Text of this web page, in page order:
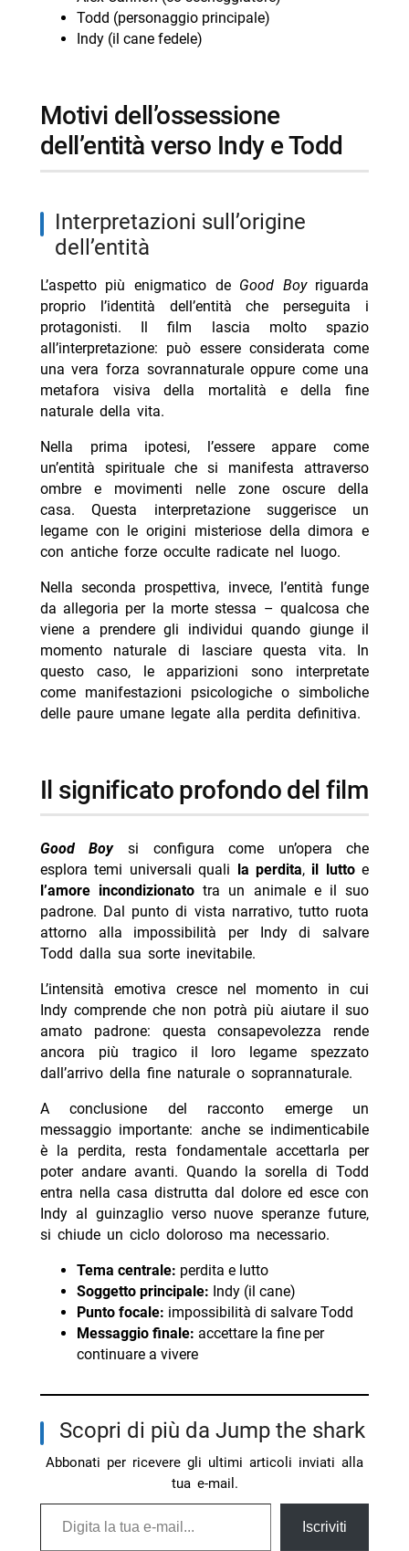
Todd (personaggio principale)
Indy (il cane fedele)
motivi dell’ossessione
dell’entità verso Indy e Todd
interpretazioni sull’origine
dell’entità
L’aspetto più enigmatico deGood Boyriguarda
proprio l’identità dell’entità che perseguita i
protagonisti. Il film lascia molto spazio
all’interpretazione: può essere considerata come
una vera forza sovrannaturale oppure come una
metafora visiva della mortalità e della fine
naturale della vita.
Nella prima ipotesi, l’essere appare come
un’entità spirituale che si manifesta attraverso
ombre e movimenti nelle zone oscure della
casa. Questa interpretazione suggerisce un
legame con le origini misteriose della dimora e
con antiche forze occulte radicate nel luogo.
Nella seconda prospettiva, invece, l’entità funge
da allegoria per la morte stessa – qualcosa che
viene a prendere gli individui quando giunge il
momento naturale di lasciare questa vita. In
questo caso, le apparizioni sono interpretate
come manifestazioni psicologiche o simboliche
delle paure umane legate alla perdita definitiva.
il significato profondo del film
Good Boysi configura come un’opera che
esplora temi universali quali
la perdita, il luttoe
l’amore incondizionato tra un animale e il suo
padrone. Dal punto di vista narrativo, tutto ruota
attorno alla impossibilità per Indy di salvare
Todd dalla sua sorte inevitabile.
L’intensità emotiva cresce nel momento in cui
Indy comprende che non potrà più aiutare il suo
amato padrone: questa consapevolezza rende
ancora più tragico il loro legame spezzato
dall’arrivo della fine naturale o soprannaturale.
A conclusione del racconto emerge un
messaggio importante: anche se indimenticabile
è la perdita, resta fondamentale accettarla per
poter andare avanti. Quando la sorella di Todd
entra nella casa distrutta dal dolore ed esce con
Indy al guinzaglio verso nuove speranze future,
si chiude un ciclo doloroso ma necessario.
Tema centrale: perdita e lutto
Soggetto principale: Indy (il cane)
Punto focale: impossibilità di salvare Todd
Messaggio finale: accettare la fine per
continuare a vivere
Scopri di più da Jump the shark
Abbonati per ricevere gli ultimi articoli inviati alla
tua e-mail.
Digita la tua e-mail...
Iscriviti